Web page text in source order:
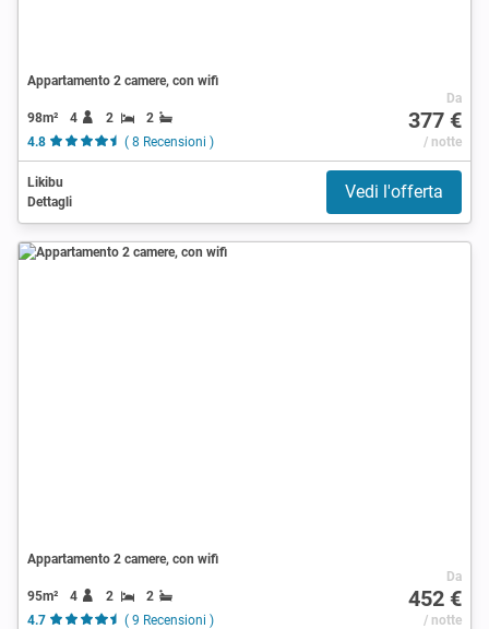
Appartamento 2 camere, con wifi
98m² 4 2
2
4.8
( 8 Recensioni )
Da
377 €
/ notte
Likibu
Dettagli
Vedi l'offerta
Appartamento 2 camere, con wifi
95m² 4 2
2
4.7
( 9 Recensioni )
Da
452 €
/ notte